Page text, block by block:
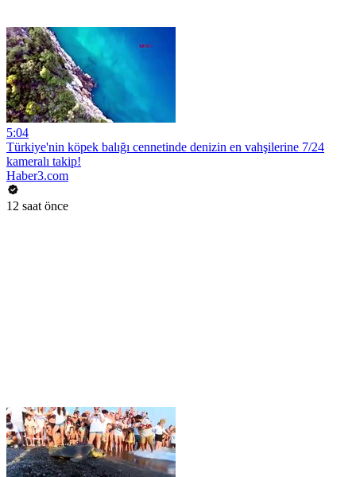
5:04
Türkiye'nin köpek balığı cennetinde denizin en vahşilerine 7/24
kameralı takip!
Haber3.com
12 saat önce